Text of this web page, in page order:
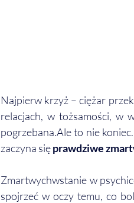
Najpierw krzyż – ciężar
relacjach, w tożsamości, w
pogrzebana.Ale to nie
zaczyna się prawdziwe
Zmartwychwstanie w
spojrzeć w oczy temu, co